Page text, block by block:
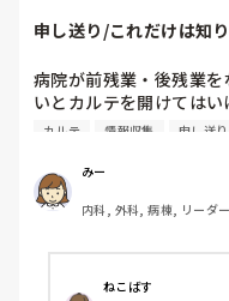
申し送り/これだけは知
病院が前残業・後残業
いとカルテを開けてはい
りと記録に残していな
た。申し送り自体は存在
で、5分以内で終わるよ
人にもよるのですが、
っておきたい内容は何で
カルテ 情報収集 申し送り
みー
内科, 外科, 病棟, リーダ
ねこばす